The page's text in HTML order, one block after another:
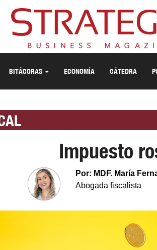
BITÁCORAS ECONOMÍA CÁTEDRA
Impuesto
Por: MDF. María
Abogada fiscalista